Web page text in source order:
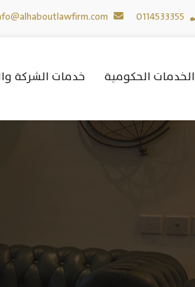
0114533355
الخدمات الحكومية خدمات الشركة